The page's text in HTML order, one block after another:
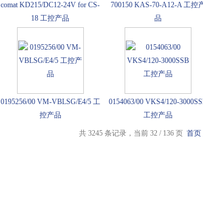
comat KD215/DC12-24V for CS-
18 工控产品
700150 KAS-70-A12-A 工控
品
0195256/00 VM-VBLSG/E4/5 工
控产品
0154063/00 VKS4/120-
工控产品
共 3245 条记录，当前 32 / 136 页 首页